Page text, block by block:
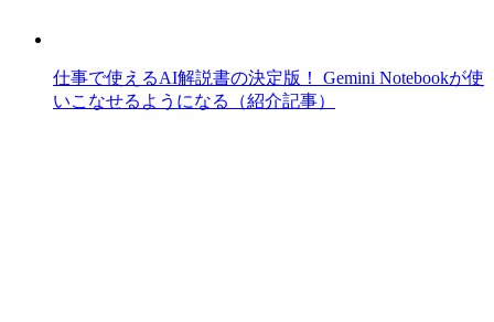
仕事で使えるAI解説書の決定版！ Gemini Notebookが使
いこなせるようになる（紹介記事）